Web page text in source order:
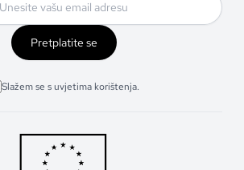
Pretplatite se
Slažem se s uvjetima korištenja.